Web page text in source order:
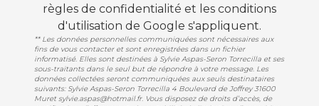
règles de confidentialité et les conditions
d'utilisation de Google s'appliquent.
** Les données personnelles communiquées sont nécessaires aux
fins de vous contacter et sont enregistrées dans un fichier
informatisé. Elles sont destinées à Sylvie Aspas-Seron Torrecilla et ses
sous-traitants dans le seul but de répondre à votre message. Les
données collectées seront communiquées aux seuls destinataires
suivants: Sylvie Aspas-Seron Torrecilla 4 Boulevard de Joffrey 31600
Muret sylvie.aspas@hotmail.fr. Vous disposez de droits d’accès, de